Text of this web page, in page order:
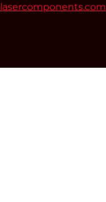
lasercomponents.com